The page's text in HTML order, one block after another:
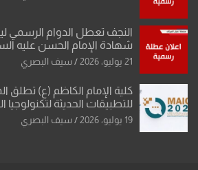
النجف تعطل الدوام الرسمي
شهادة الإمام الحسن عليه
21 يوليو، 2026 سيف البصري
كلية الإمام الكاظم (ع) تطلق
للتطبيقات الحديثة
19 يوليو، 2026 سيف البصري